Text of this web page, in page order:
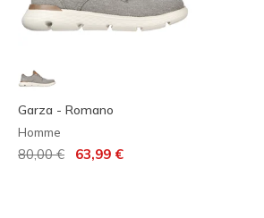
Garza - Romano
Homme
Prix réduit de
80,00 € 63,99 €